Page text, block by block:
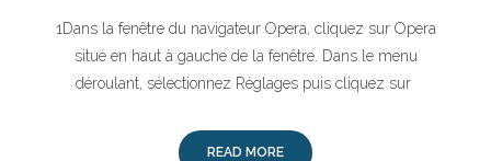
1Dans la fenêtre du navigateur Opera, cliquez sur Opera
situé en haut à gauche de la fenêtre. Dans le menu
déroulant, sélectionnez Réglages puis cliquez sur
READ MORE